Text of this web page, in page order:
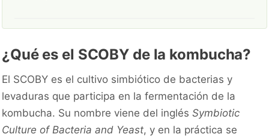
¿Qué es el SCOBY de la kombucha?
El SCOBY es el cultivo simbiótico de bacterias y
levaduras que participa en la fermentación de la
kombucha. Su nombre viene del inglés Symbiotic
Culture of Bacteria and Yeast, y en la práctica se